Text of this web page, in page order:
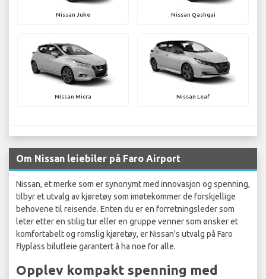
Nissan Juke Nissan Qashqai
Nissan Micra Nissan Leaf
Om Nissan leiebiler på Faro Airport
Nissan, et merke som er synonymt med innovasjon og spenning,
tilbyr et utvalg av kjøretøy som imøtekommer de forskjellige
behovene til reisende. Enten du er en forretningsleder som
leter etter en stilig tur eller en gruppe venner som ønsker et
komfortabelt og romslig kjøretøy, er Nissan's utvalg på Faro
flyplass bilutleie garantert å ha noe for alle.
Opplev kompakt spenning med